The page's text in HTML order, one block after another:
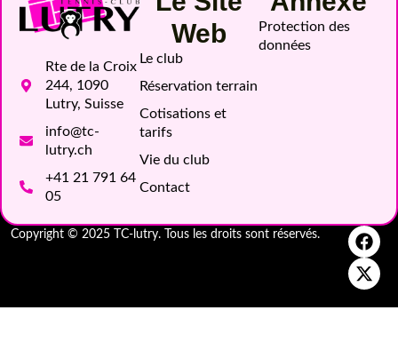
Rte de la Croix
244, 1090
Lutry, Suisse
info@tc-
lutry.ch
+41 21 791 64
05
Web
Le club
Réservation terrain
Cotisations et
tarifs
Vie du club
Contact
Protection des
données
Copyright © 2025 TC-lutry. Tous les droits sont réservés.